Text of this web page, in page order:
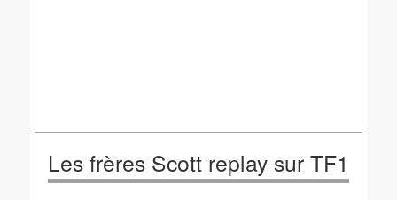
Les frères Scott replay sur TF1